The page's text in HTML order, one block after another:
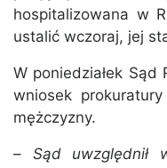
hospitalizowana w
ustalić wczoraj, jej
W poniedziałek Sąd
wniosek
mężczyzny.
– Sąd uwzględnił